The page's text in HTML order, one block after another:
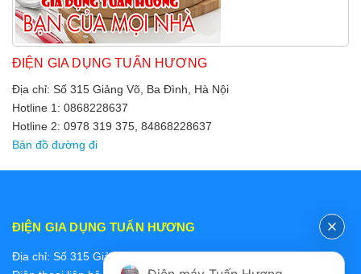
ĐIỆN GIA DỤNG TUẤN HƯƠNG
Địa chỉ: Số 315 Giảng Võ, Ba Đình, Hà Nội
Hotline 1: 0868228637
Hotline 2: 0978 319 375, 84868228637
Bản đồ đường đi
ĐIỆN GIA DỤNG TUẤN HƯƠNG
Địa chỉ: Số 315 Giảng Võ, Ba Đình, Hà Nội